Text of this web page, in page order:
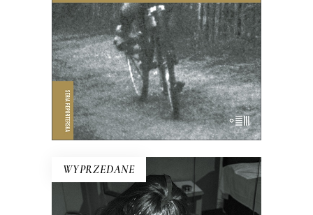
E-BOOK DO KOSZYKA
do dzisiaj powtarza zdanie, które
usłyszała od Maryi, gdy miała
czternaście lat.
39.00zł 19.50zł
WYPRZEDANE